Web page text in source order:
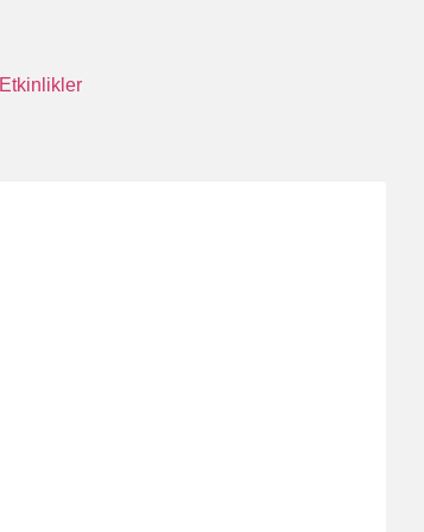
Etkinlikler